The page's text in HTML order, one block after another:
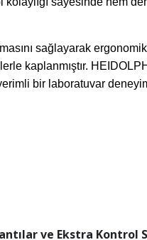
sağlayarak
kaplanmıştır.
bir laboratuvar
ve Ekstra Kontrol